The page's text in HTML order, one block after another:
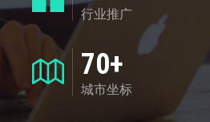
行业推广
70+
城市坐标